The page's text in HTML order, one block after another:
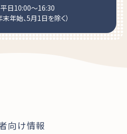
平日10:00～16:30
末年始、5月1日を除く）
向け情報